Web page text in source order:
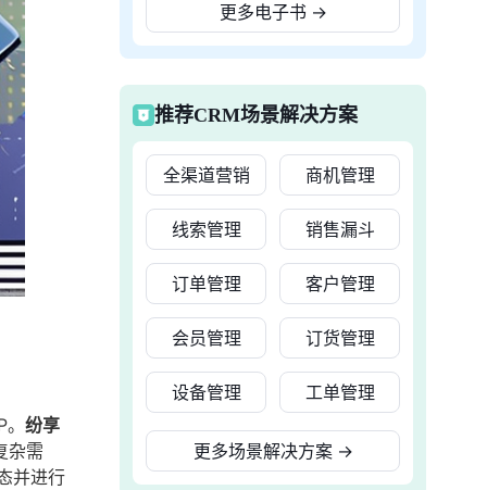
纷享
杂需
并进行
更多电子书 →
推荐CRM场景解决方案
全渠道营销 商机管理
线索管理 销售漏斗
订单管理 客户管理
会员管理 订货管理
设备管理 工单管理
更多场景解决方案 →